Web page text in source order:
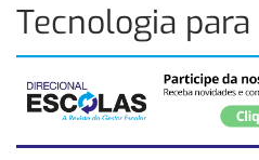
Tecnologia